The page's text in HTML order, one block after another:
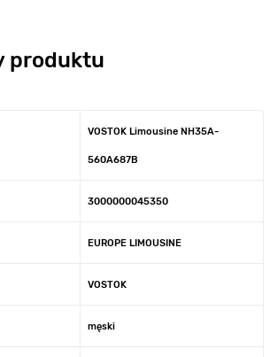
produktu
VOSTOK Limousine NH35A-
560A687B
3000000045350
EUROPE LIMOUSINE
VOSTOK
męski